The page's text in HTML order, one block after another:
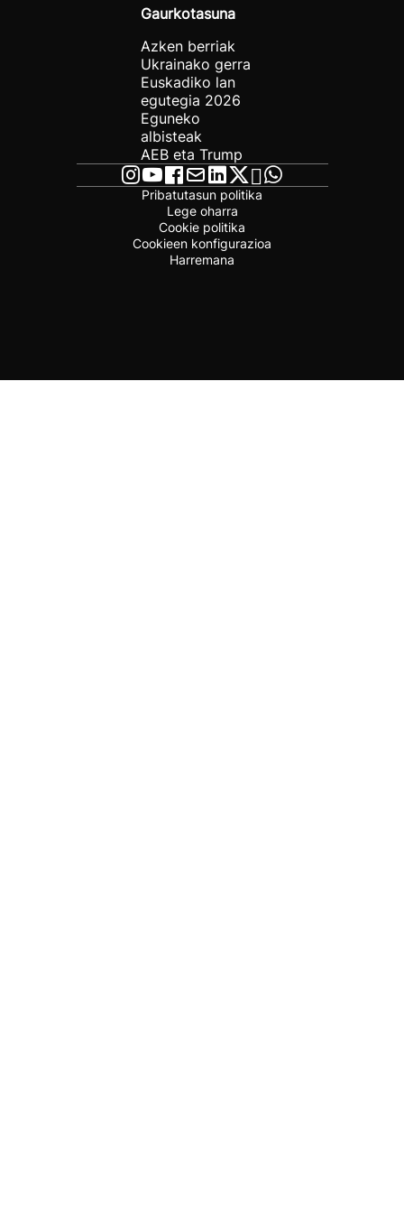
Gaurkotasuna
Azken berriak
Ukrainako gerra
Euskadiko lan
egutegia 2026
Eguneko
albisteak
AEB eta Trump
Pribatutasun politika
Lege oharra
Cookie politika
Cookieen konfigurazioa
Harremana